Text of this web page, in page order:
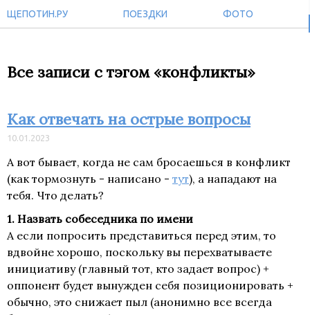
ЩЕПОТИН.РУ ПОЕЗДКИ ФОТО
Все записи с тэгом «конфликты»
Как отвечать на острые вопросы
10.01.2023
А вот бывает, когда не сам бросаешься в конфликт
(как тормознуть - написано - тут), а нападают на
тебя. Что делать?
1. Назвать собеседника по имени
А если попросить представиться перед этим, то
вдвойне хорошо, поскольку вы перехватываете
инициативу (главный тот, кто задает вопрос) +
оппонент будет вынужден себя позиционировать +
обычно, это снижает пыл (анонимно все всегда